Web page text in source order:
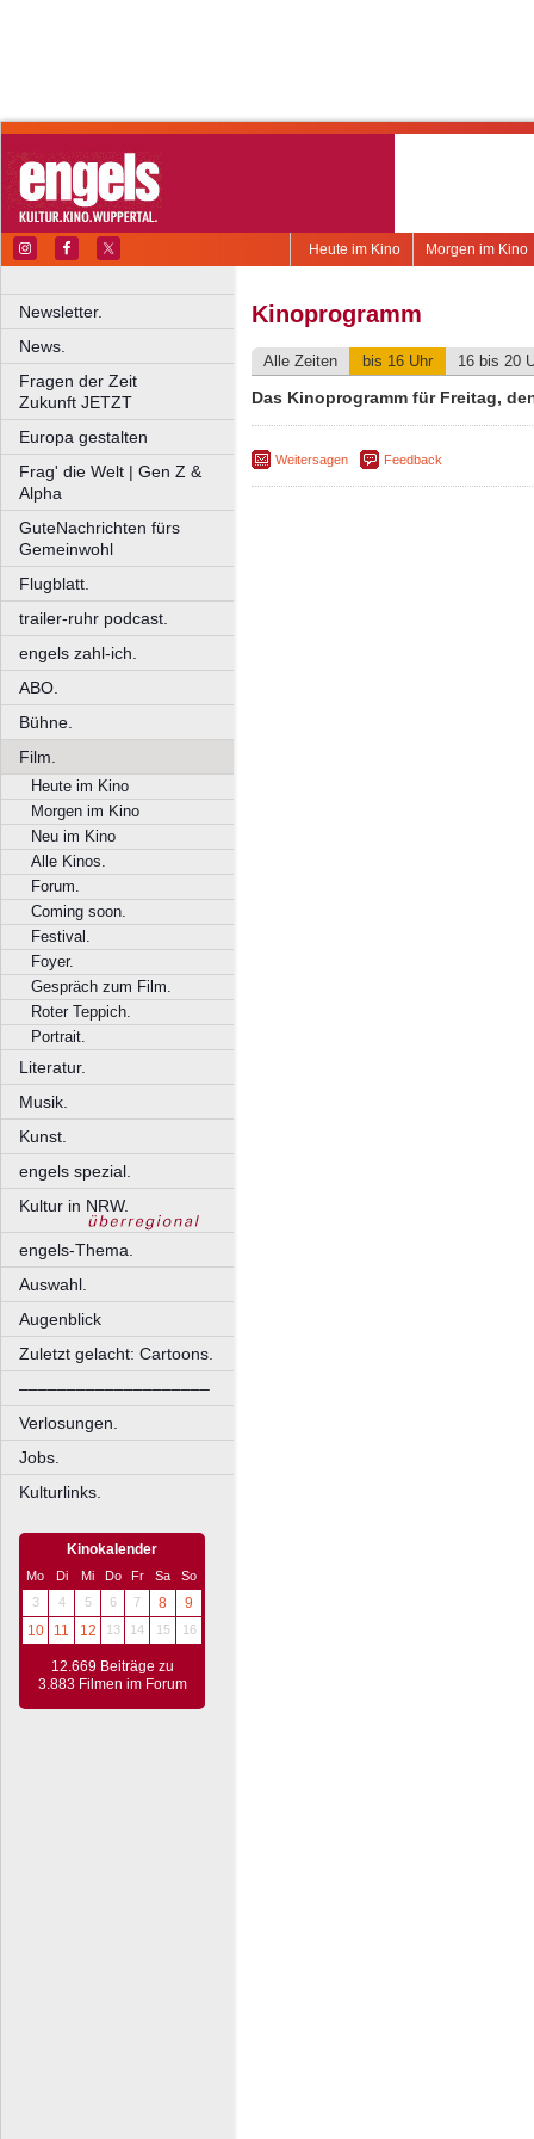
Morgen im Kino
Heute im Kino
Newsletter.
News.
Fragen der Zeit
Zukunft JETZT
Europa gestalten
Frag' die Welt | Gen Z &
Alpha
GuteNachrichten fürs
Gemeinwohl
Flugblatt.
trailer-ruhr podcast.
engels zahl-ich.
ABO.
Bühne.
Film.
Heute im Kino
Morgen im Kino
Neu im Kino
Alle Kinos.
Forum.
Coming soon.
Festival.
Foyer.
Gespräch zum Film.
Roter Teppich.
Portrait.
Literatur.
Musik.
Kunst.
engels spezial.
Kultur in NRW.
engels-Thema.
Auswahl.
Augenblick
Zuletzt gelacht: Cartoons.
––––––––––––––––––––
Verlosungen.
Jobs.
Kulturlinks.
Kinokalender
Mo Di Mi Do Fr Sa
So
3
4 5 6 7 8
9
10
11 12 13 14 15 16
12.669 Beiträge zu
3.883 Filmen im Forum
Kinoprogramm
Alle Zeiten bis 16 Uhr 16 bis 20
Das Kinoprogramm für Freitag,
Weitersagen Feedback